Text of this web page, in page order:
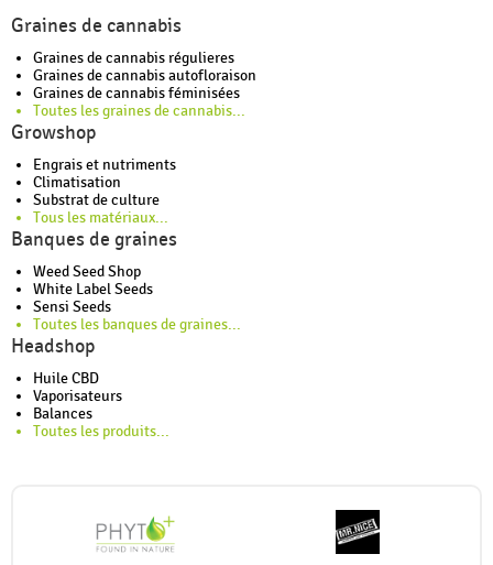
Graines de cannabis
Graines de cannabis régulieres
Graines de cannabis autofloraison
Graines de cannabis féminisées
Toutes les graines de cannabis...
Growshop
Engrais et nutriments
Climatisation
Substrat de culture
Tous les matériaux...
Banques de graines
Weed Seed Shop
White Label Seeds
Sensi Seeds
Toutes les banques de graines...
Headshop
Huile CBD
Vaporisateurs
Balances
Toutes les produits...